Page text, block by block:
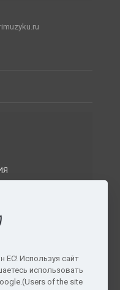
Центральный
ЕС! Используя сайт
использовать
of the site